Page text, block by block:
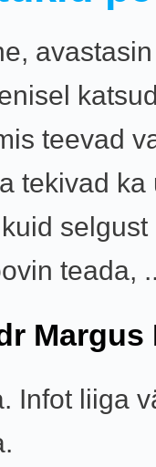
teevad
tekivad ka
teada,
Margus
Infot liiga